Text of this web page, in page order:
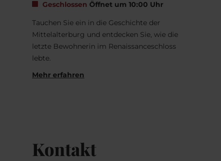
Geschlossen Öffnet um 10:00 Uhr
Tauchen Sie ein in die Geschichte der
Mittelalterburg und entdecken Sie, wie die
letzte Bewohnerin im Renaissanceschloss
lebte.
Mehr erfahren
Kontakt